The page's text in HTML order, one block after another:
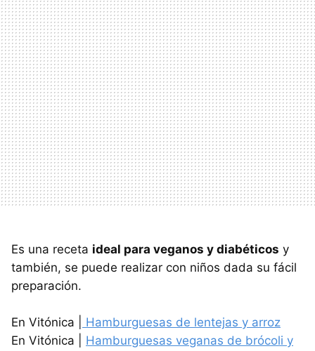
Es una receta ideal para veganos y diabéticos y
también, se puede realizar con niños dada su fácil
preparación.
En Vitónica |
Hamburguesas de lentejas y arroz
En Vitónica | Hamburguesas veganas de brócoli y